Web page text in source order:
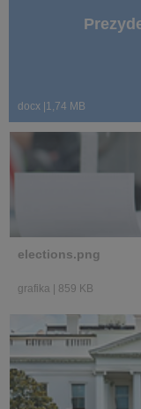
docx |1,74 MB
elections.png
grafika | 859 KB